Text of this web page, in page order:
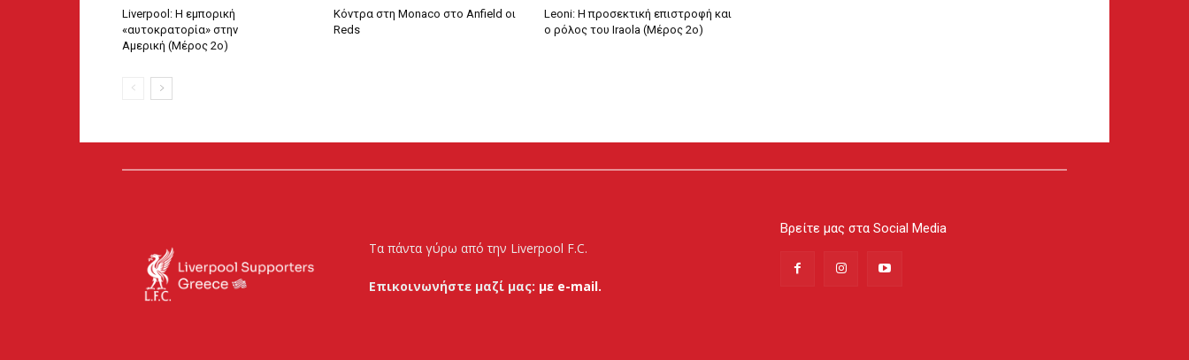
Liverpool: Η εμπορική
«αυτοκρατορία» στην
Αμερική (Μέρος 2ο)
Κόντρα στη Monaco στο Anfield οι
Reds
Leoni: Η προσεκτική επιστροφή και
ο ρόλος του Iraola (Μέρος 2ο)
Τα πάντα γύρω από την Liverpool F.C.
Επικοινωνήστε μαζί μας: με e-mail.
Βρείτε μας στα Social Media